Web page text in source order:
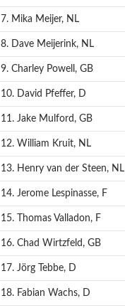
7. Mika Meijer, NL
8. Dave Meijerink, NL
9. Charley Powell, GB
10. David Pfeffer, D
11. Jake Mulford, GB
12. William Kruit, NL
13. Henry van der Steen, NL
14. Jerome Lespinasse, F
15. Thomas Valladon, F
16. Chad Wirtzfeld, GB
17. Jörg Tebbe, D
18. Fabian Wachs, D